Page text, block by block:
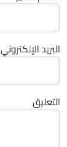
البريد الإلكتروني
التعليق